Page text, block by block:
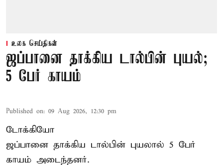
உலக செய்திகள்
ஜப்பானை தாக்கிய டால்பின் புயல்;
5 பேர் காயம்
Published on: 09 Aug 2026, 12:30 pm
டோக்கியோ
ஜப்பானை தாக்கிய டால்பின் புயலால் 5 பேர்
காயம் அடைந்தனர்.